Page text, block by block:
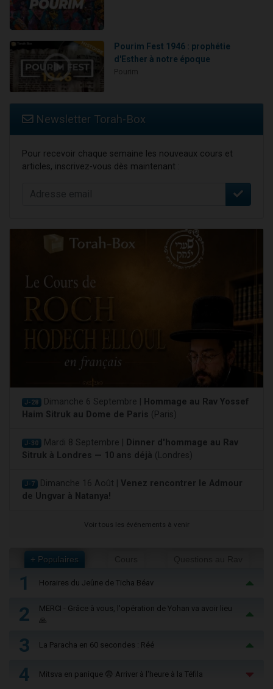
Pourim Fest 1946 : prophétie
d'Esther à notre époque
Newsletter Torah-Box
Pour recevoir chaque semaine les nouveaux cours et
articles, inscrivez-vous dès maintenant :
J-28 Dimanche 6 Septembre |
Hommage au Rav Yossef
Haim Sitruk au Dome de Paris (Paris)
J-30 Mardi 8 Septembre |
Dinner d'hommage au Rav
Sitruk à Londres — 10 ans déjà (Londres)
J-7 Dimanche 16 Août | Venez rencontrer le Admour
de Ungvar à Natanya!
Voir tous les événements à venir
+ Populaires
1 Horaires du Jeûne de Ticha Béav
2
MERCI - Grâce à vous, l'opération de Yohan va avoir lieu
🙏
3 La Paracha en 60 secondes : Réé
4 Mitsva en panique 😨 Arriver à l'heure à la Téfila